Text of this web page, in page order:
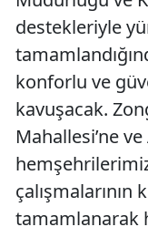
destekleriyle
konforlu ve
kavuşacak.
Mahallesi’ne
çalışmalarının
tamamlanarak